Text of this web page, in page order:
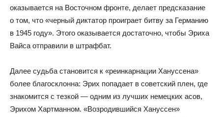
оказывается на Восточном фронте, делает предсказание
о том, что «черный диктатор проиграет битву за Германию
в 1945 году». Этого оказывается достаточно, чтобы Эриха
Вайса отправили в штрафбат.
Далее судьба становится к «реинкарнации Хануссена»
более благосклонна: Эрих попадает в советский плен, где
знакомится с тезкой — одним из лучших немецких асов,
Эрихом Хартманном. «Возродившийся Хануссен»